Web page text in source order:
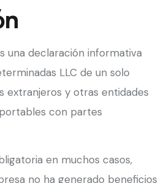
una declaración informativa
LLC de un solo
extranjeros y otras entidades
con partes
en muchos casos,
no ha generado beneficios